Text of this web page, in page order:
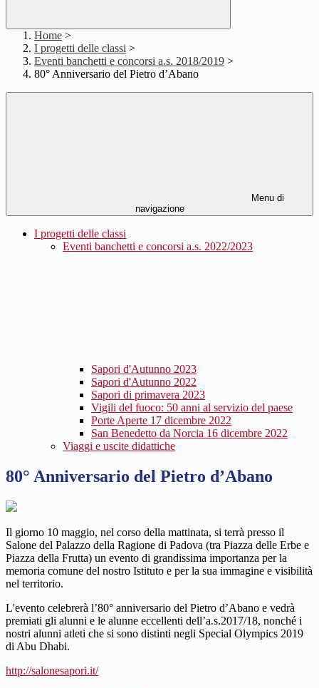
Home >
I progetti delle classi >
Eventi banchetti e concorsi a.s. 2018/2019 >
80° Anniversario del Pietro d’Abano
Menu di
navigazione
I progetti delle classi
Eventi banchetti e concorsi a.s. 2022/2023
Sapori d'Autunno 2023
Sapori d'Autunno 2022
Sapori di primavera 2023
Vigili del fuoco: 50 anni al servizio del paese
Porte Aperte 17 dicembre 2022
San Benedetto da Norcia 16 dicembre 2022
Viaggi e uscite didattiche
80° Anniversario del Pietro d’Abano
Il giorno 10 maggio, nel corso della mattinata, si terrà presso il
Salone del Palazzo della Ragione di Padova (tra Piazza delle Erbe e
Piazza della Frutta) un evento di grandissima importanza per la
memoria comune del nostro Istituto e per la sua immagine e visibilità
nel territorio.
L'evento celebrerà l’80° anniversario del​ Pietro d’Abano e vedrà
premiati gli alunni e le alunne eccellenti dell’a.s.2017/18, nonché i
nostri alunni atleti che si sono distinti negli ​Special Olympics 2019​
di Abu Dhabi.
http://salonesapori.it/